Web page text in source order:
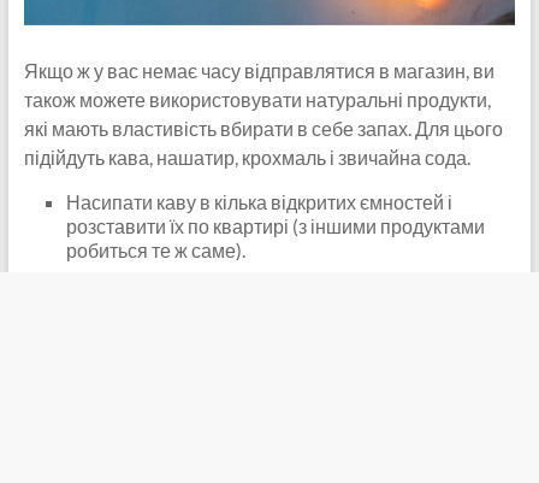
Якщо ж у вас немає часу відправлятися в магазин, ви
також можете використовувати натуральні продукти,
які мають властивість вбирати в себе запах. Для цього
підійдуть кава, нашатир, крохмаль і звичайна сода.
Насипати каву в кілька відкритих ємностей і
розставити їх по квартирі (з іншими продуктами
робиться те ж саме).